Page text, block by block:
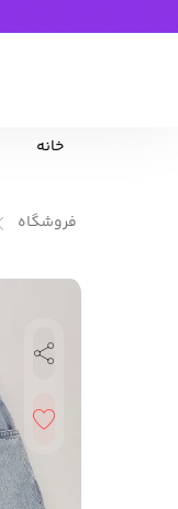
خانه
فروشگاه